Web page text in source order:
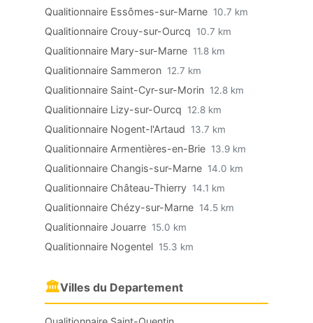
Qualitionnaire Essômes-sur-Marne 10.7 km
Qualitionnaire Crouy-sur-Ourcq 10.7 km
Qualitionnaire Mary-sur-Marne 11.8 km
Qualitionnaire Sammeron 12.7 km
Qualitionnaire Saint-Cyr-sur-Morin 12.8 km
Qualitionnaire Lizy-sur-Ourcq 12.8 km
Qualitionnaire Nogent-l'Artaud 13.7 km
Qualitionnaire Armentières-en-Brie 13.9 km
Qualitionnaire Changis-sur-Marne 14.0 km
Qualitionnaire Château-Thierry 14.1 km
Qualitionnaire Chézy-sur-Marne 14.5 km
Qualitionnaire Jouarre 15.0 km
Qualitionnaire Nogentel 15.3 km
🏛Villes du Departement